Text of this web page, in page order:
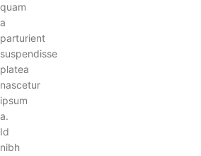
quam
a
parturient
suspendisse
platea
nascetur
ipsum
a.
Id
nibh